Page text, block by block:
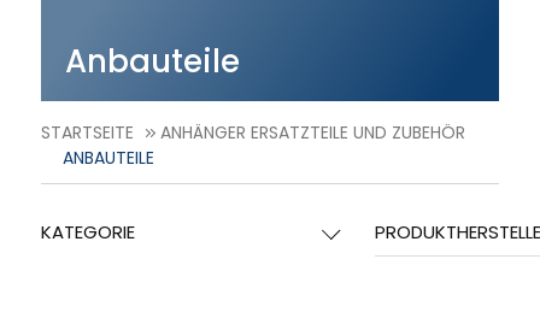
Anbauteile
STARTSEITE
ANHÄNGER ERSATZTEILE UND ZUBEHÖR
ANBAUTEILE
KATEGORIE